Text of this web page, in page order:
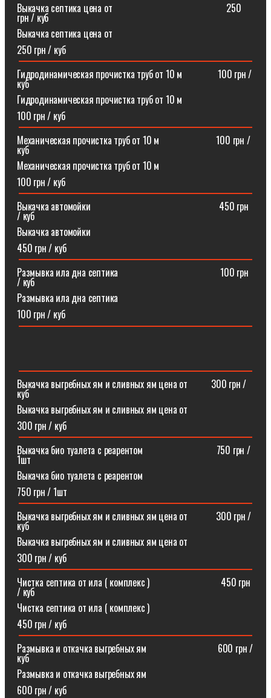
Выкачка септика цена от⠀⠀⠀⠀⠀⠀⠀⠀⠀⠀⠀⠀⠀⠀⠀⠀250
грн / куб
Выкачка септика цена от
250 грн / куб
Гидродинамическая прочистка труб от 10 м⠀⠀⠀⠀⠀100 грн /
куб
Гидродинамическая прочистка труб от 10 м
100 грн / куб
Механическая прочистка труб от 10 м⠀⠀⠀⠀⠀⠀⠀⠀100 грн /
куб
Механическая прочистка труб от 10 м
100 грн / куб
Выкачка автомойки⠀⠀⠀⠀⠀⠀⠀⠀⠀⠀⠀⠀⠀⠀⠀⠀⠀⠀450 грн
/ куб
Выкачка автомойки
450 грн / куб
Размывка ила дна септика ⠀⠀⠀⠀⠀⠀⠀⠀⠀⠀⠀⠀⠀⠀100 грн
/ куб
Размывка ила дна септика
100 грн / куб
Выкачка выгребных ям и сливных ям цена от ⠀⠀⠀300 грн /
куб
Выкачка выгребных ям и сливных ям цена от
300 грн / куб
Выкачка био туалета с реарентом ⠀⠀⠀⠀⠀⠀⠀⠀⠀⠀750 грн /
1шт
Выкачка био туалета с реарентом
750 грн / 1шт
Выкачка выгребных ям и сливных ям цена от⠀⠀⠀⠀300 грн /
куб
Выкачка выгребных ям и сливных ям цена от
300 грн / куб
Чистка септика от ила ( комплекс )⠀⠀⠀⠀⠀⠀⠀⠀⠀⠀450 грн
/ куб
Чистка септика от ила ( комплекс )
450 грн / куб
Размывка и откачка выгребных ям⠀⠀⠀⠀⠀⠀⠀⠀⠀⠀600 грн /
куб
Размывка и откачка выгребных ям
600 грн / куб